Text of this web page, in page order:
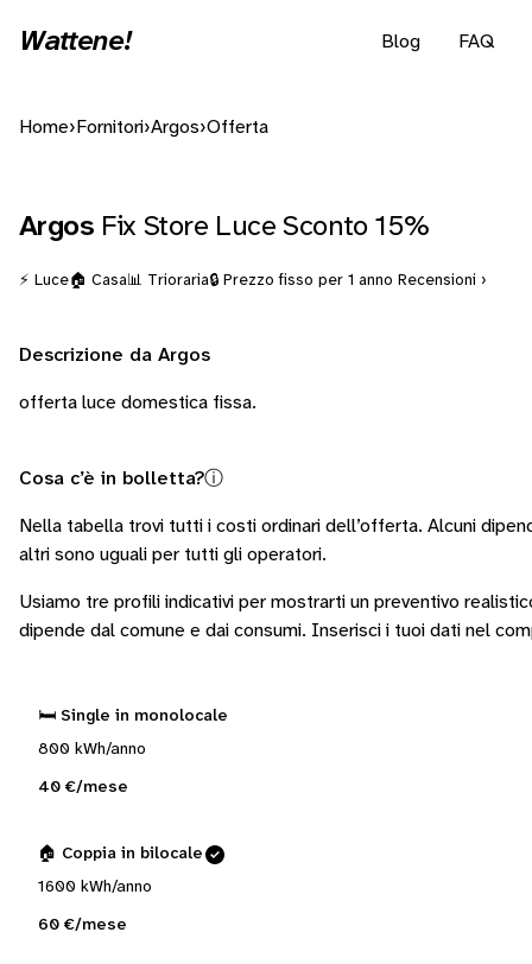
Wattene! Blog FAQ
Home› Fornitori›Argos›Offerta
Argos Fix Store Luce Sconto 15%
⚡ Luce🏠 Casa📊 Trioraria🔒 Prezzo fisso per 1 anno Recensioni ›
Descrizione da Argos
offerta luce domestica fissa.
Cosa c’è in bolletta?ⓘ
Nella tabella trovi tutti i costi ordinari dell’offerta. Alcuni
altri sono uguali per tutti gli operatori.
Usiamo tre profili indicativi per mostrarti un preventivo
dipende dal comune e dai consumi. Inserisci i tuoi dati nel
🛏️ Single in monolocale
800 kWh/anno
40 €/mese
🏠 Coppia in bilocale
1600 kWh/anno
60 €/mese